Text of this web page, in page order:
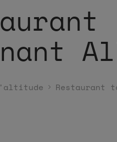
Restaurant